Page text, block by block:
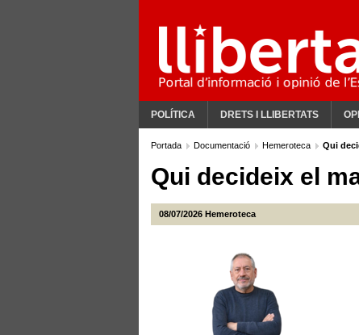
POLÍTICA DRETS I LLIBERTATS
Portada Documentació Hemeroteca Qui
Qui decideix el
08/07/2026 Hemeroteca